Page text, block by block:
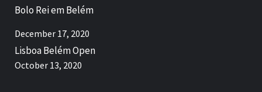
Bolo Rei em Belém
December 17, 2020
Lisboa Belém Open
October 13, 2020